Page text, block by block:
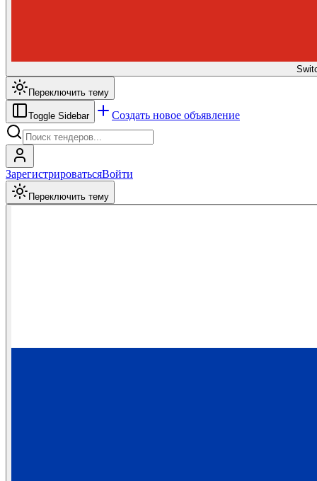
Переключить тему
Toggle Sidebar Создать новое объявление
ЗарегистрироватьсяВойти
Переключить тему